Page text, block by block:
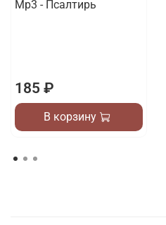
Mp3 - Псалтирь
185 ₽
В корзину